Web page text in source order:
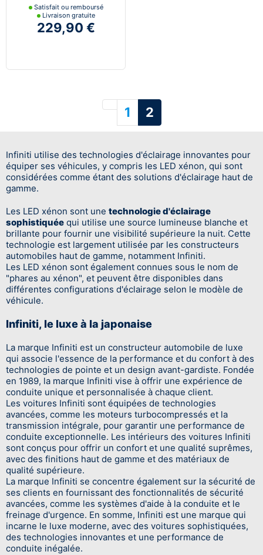
Satisfait ou remboursé
Livraison gratuite
229,90 €
Précédent
1 2
Infiniti utilise des technologies d'éclairage innovantes pour
équiper ses véhicules, y compris les LED xénon, qui sont
considérées comme étant des solutions d'éclairage haut de
gamme.
Les LED xénon sont une technologie d'éclairage
sophistiquée qui utilise une source lumineuse blanche et
brillante pour fournir une visibilité supérieure la nuit. Cette
technologie est largement utilisée par les constructeurs
automobiles haut de gamme, notamment Infiniti.
Les LED xénon sont également connues sous le nom de
"phares au xénon", et peuvent être disponibles dans
différentes configurations d'éclairage selon le modèle de
véhicule.
Infiniti, le luxe à la japonaise
La marque Infiniti est un constructeur automobile de luxe
qui associe l'essence de la performance et du confort à des
technologies de pointe et un design avant-gardiste. Fondée
en 1989, la marque Infiniti vise à offrir une expérience de
conduite unique et personnalisée à chaque client.
Les voitures Infiniti sont équipées de technologies
avancées, comme les moteurs turbocompressés et la
transmission intégrale, pour garantir une performance de
conduite exceptionnelle. Les intérieurs des voitures Infiniti
sont conçus pour offrir un confort et une qualité suprêmes,
avec des finitions haut de gamme et des matériaux de
qualité supérieure.
La marque Infiniti se concentre également sur la sécurité de
ses clients en fournissant des fonctionnalités de sécurité
avancées, comme les systèmes d'aide à la conduite et le
freinage d'urgence. En somme, Infiniti est une marque qui
incarne le luxe moderne, avec des voitures sophistiquées,
des technologies innovantes et une performance de
conduite inégalée.